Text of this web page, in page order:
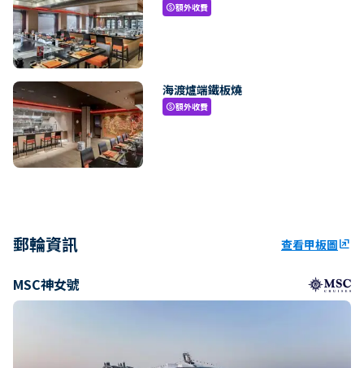
paid額外收費
海渡爐端鐵板燒
paid額外收費
郵輪資訊 查看甲板圖ungroup
MSC神女號